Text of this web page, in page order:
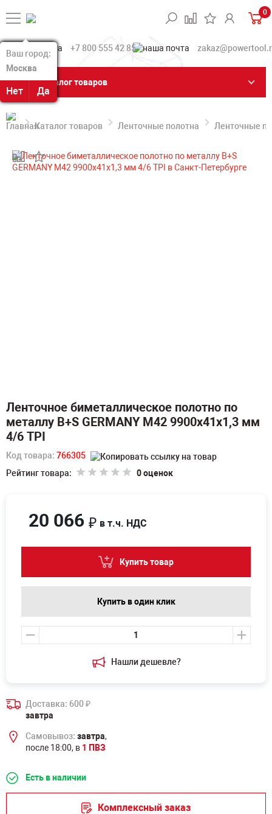
Ваш город:
Москва
Нет Да
Ваш город:
Москва
Нет Да
0
+7 800 555 42 85
Каталог товаров
Каталог товаров Ленточные полотна Ленточные
Ленточное биметаллическое полотно по
металлу B+S GERMANY M42 9900х41х1,3 мм
4/6 TPI
Код товара: 766305
Рейтинг товара:
0 оценок
Нашли дешевле?
20 066 ₽ в т.ч. НДС
Купить товар
Купить в один клик
Доставка: 600₽
завтра
Самовывоз: завтра,
после 18:00, в 1 ПВЗ
Есть в наличии
Комплексный заказ